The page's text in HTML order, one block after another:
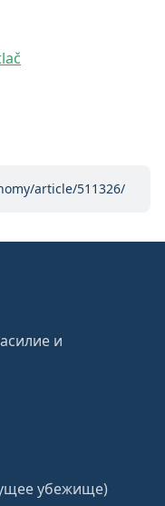
article/511326/
и
убежище)